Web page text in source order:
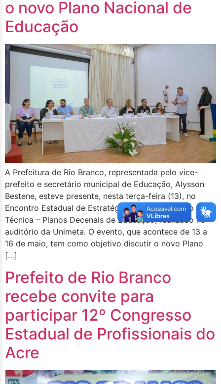
o novo Plano Nacional de
Educação
A Prefeitura de Rio Branco, representada pelo vice-
prefeito e secretário municipal de Educação, Alysson
Bestene, esteve presente, nesta terça-feira (13), no
Encontro Estadual de Estratégia para Cooperação
Técnica – Planos Decenais de Educação, realizado no
auditório da Unimeta. O evento, que acontece de 13 a
16 de maio, tem como objetivo discutir o novo Plano
[…]
Prefeito de Rio Branco
recebe convite para
participar 12º Congresso
Estadual de Profissionais do
Acre